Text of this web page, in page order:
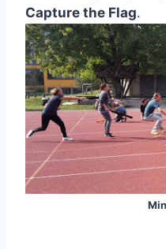
Capture the Flag.